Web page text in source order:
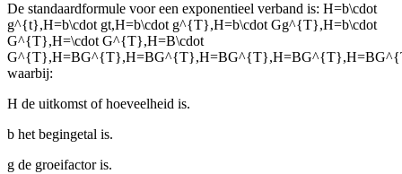
De standaardformule voor een exponentieel verband is: H=b\cdot
g^{t},H=b\cdot gt,H=b\cdot g^{T},H=b\cdot Gg^{T},H=b\cdot
G^{T},H=\cdot G^{T},H=B\cdot
waarbij:
H de uitkomst of hoeveelheid is.
b het begingetal is.
g de groeifactor is.